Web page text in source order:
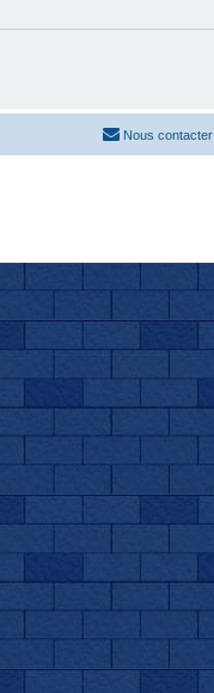
Nous contacter